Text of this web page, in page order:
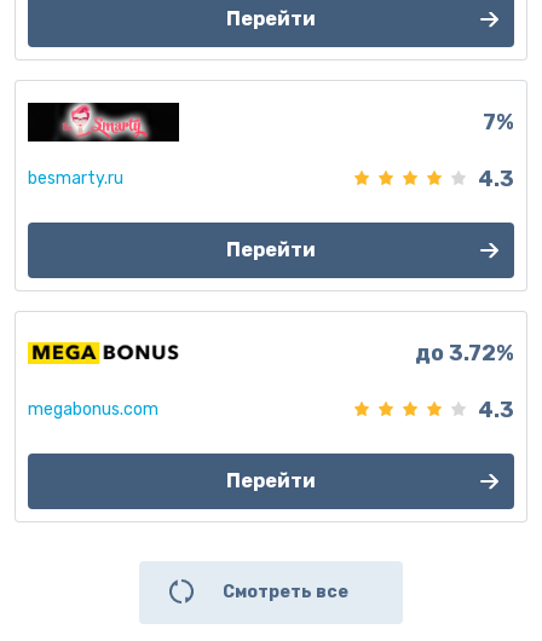
Перейти
besmarty.ru
7%
4.3
Перейти
megabonus.com
до 3.72%
4.3
Перейти
Смотреть все